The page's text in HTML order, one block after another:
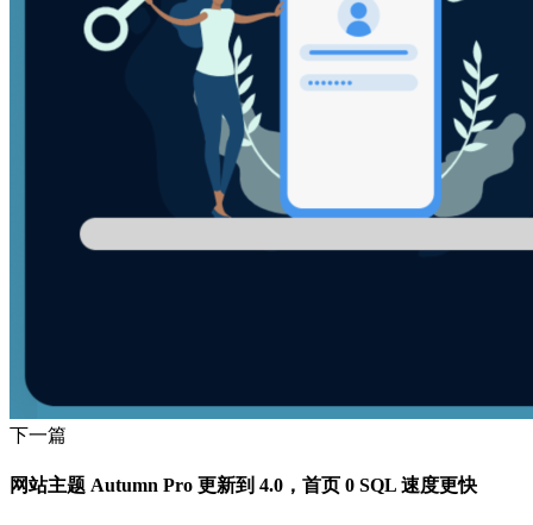
下一篇
网站主题 Autumn Pro 更新到 4.0，首页 0 SQL 速度更快